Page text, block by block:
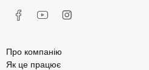
Про компанію
Як це працює